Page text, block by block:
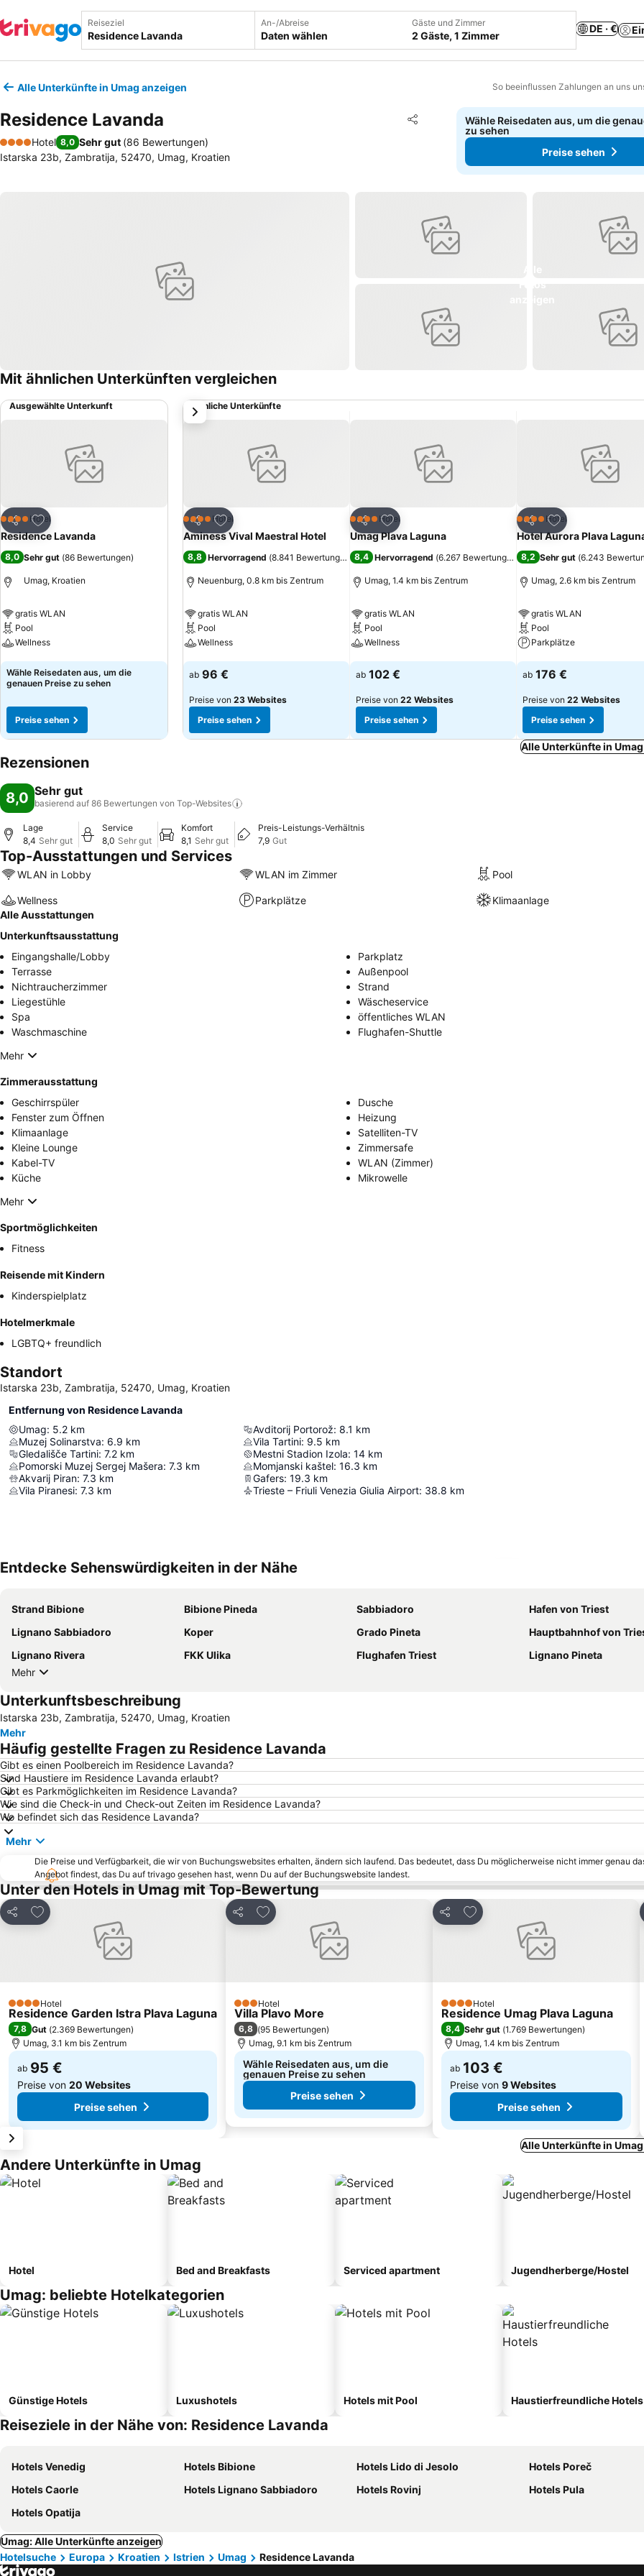
Reiseziel An-/Abreise
Daten wählen
Gäste und Zimmer
2 Gäste, 1 Zimmer
DE · €
Alle Unterkünfte in Umag anzeigen So beeinflussen Zahlungen an uns
Residence Lavanda Teilen
Zu Favoriten hinzufügen
4 Sterne
Hotel 8,0 Sehr gut (86 Bewertungen)
Istarska 23b, Zambratija, 52470, Umag, Kroatien
Wähle Reisedaten aus, um die
zu sehen
Preise sehen
Mit ähnlichen Unterkünften vergleichen
Ausgewählte Unterkunft
Teilen
Zu Favoriten hinzufügen
4 SterneHotel
Residence Lavanda
8,0 Sehr gut (86 Bewertungen)
Umag, Kroatien
gratis WLAN
Pool
Wellness
Preise sehen
Wähle Reisedaten aus, um die
genauen Preise zu sehen
Preise sehen
Ähnliche Unterkünfte
Teilen
Zu Favoriten hinzufügen
4 SterneHotel
Aminess Vival Maestral Hotel
8,8 Hervorragend (8.841 Bewertungen)
Neuenburg, 0.8 km bis Zentrum
gratis WLAN
Pool
Wellness
Preise sehen
ab 96 €
Preise von 23 Websites
Preise sehen
Teilen
Zu Favoriten hinzufügen
4 SterneHotel
Umag Plava Laguna
8,4 Hervorragend (6.267 Bewertungen)
Umag, 1.4 km bis Zentrum
gratis WLAN
Pool
Wellness
Preise sehen
ab 102 €
Preise von 22 Websites
Preise sehen
Teilen
Zu Favoriten
4 SterneHotel
Hotel Aurora Plava
8,2 Sehr gut (6.243
Umag, 2.6 km bis Zentrum
gratis WLAN
Pool
Parkplätze
Preise sehen
ab 176 €
Preise von 22 Websites
Preise sehen
weiter
Alle Unterkünfte in
Rezensionen
8,0 Sehr gut
basierend auf 86 Bewertungen von Top-Websites
Lage
8,4 Sehr gut
Service
8,0 Sehr gut
Komfort
8,1 Sehr gut
Preis-Leistungs-Verhältnis
7,9 Gut
Top-Ausstattungen und Services
WLAN in Lobby WLAN im Zimmer Pool
Wellness Parkplätze
Klimaanlage
Alle Ausstattungen
Unterkunftsausstattung
Eingangshalle/Lobby
Parkplatz
Terrasse
Außenpool
Nichtraucherzimmer
Strand
Liegestühle
Wäscheservice
Spa
öffentliches WLAN
Waschmaschine
Flughafen-Shuttle
Mehr
Zimmerausstattung
Geschirrspüler
Dusche
Fenster zum Öffnen
Heizung
Klimaanlage
Satelliten-TV
Kleine Lounge
Zimmersafe
Kabel-TV
WLAN (Zimmer)
Küche
Mikrowelle
Mehr
Sportmöglichkeiten
Fitness
Reisende mit Kindern
Kinderspielplatz
Hotelmerkmale
LGBTQ+ freundlich
Standort
Istarska 23b, Zambratija, 52470, Umag, Kroatien
Entfernung von Residence Lavanda
Umag: 5.2 km
Muzej Solinarstva: 6.9 km
Gledališče Tartini: 7.2 km
Pomorski Muzej Sergej Mašera: 7.3 km
Akvarij Piran: 7.3 km
Vila Piranesi: 7.3 km
Avditorij Portorož: 8.1 km
Vila Tartini: 9.5 km
Mestni Stadion Izola: 14 km
Momjanski kaštel: 16.3 km
Gafers: 19.3 km
Trieste – Friuli Venezia Giulia Airport: 38.8 km
Entdecke Sehenswürdigkeiten in der Nähe
Strand Bibione Bibione Pineda Sabbiadoro
Hafen von Triest
Lignano Sabbiadoro
Koper Grado Pineta
Hauptbahnhof von
Lignano Rivera
FKK Ulika Flughafen Triest
Lignano Pineta
Mehr
Unterkunftsbeschreibung
Istarska 23b, Zambratija, 52470, Umag, Kroatien
Mehr
Häufig gestellte Fragen zu Residence Lavanda
Gibt es einen Poolbereich im Residence Lavanda?
Sind Haustiere im Residence Lavanda erlaubt?
Gibt es Parkmöglichkeiten im Residence Lavanda?
Wie sind die Check-in und Check-out Zeiten im Residence Lavanda?
Wo befindet sich das Residence Lavanda?
Mehr
Die Preise und Verfügbarkeit, die wir von Buchungswebsites erhalten, ändern sich laufend. Das bedeutet, dass Du möglicherweise nicht immer genau
Angebot findest, das Du auf trivago gesehen hast, wenn Du auf der Buchungswebsite landest.
Unter den Hotels in Umag mit Top-Bewertung
Teilen
Zu Favoriten hinzufügen
4 SterneHotel
Residence Garden Istra Plava Laguna
7,8 Gut (2.369 Bewertungen)
Umag, 3.1 km bis Zentrum
ab 95 €
Preise von 20 Websites
Preise sehen
Teilen
Zu Favoriten hinzufügen
3 Sterne
Hotel
Villa Plavo More
6,8 (95 Bewertungen)
Umag, 9.1 km bis Zentrum
Wähle Reisedaten aus, um die
genauen Preise zu sehen
Preise sehen
Teilen
Zu Favoriten hinzufügen
4 SterneHotel
Residence Umag Plava Laguna
8,4 Sehr gut (1.769 Bewertungen)
Umag, 1.4 km bis Zentrum
ab 103 €
Preise von 9 Websites
Preise sehen
Alle Unterkünfte in
Andere Unterkünfte in Umag
Hotel Bed and Breakfasts Serviced apartment Jugendherberge/Hostel
Umag: beliebte Hotelkategorien
Günstige Hotels Luxushotels Hotels mit Pool Haustierfreundliche Hotels
Reiseziele in der Nähe von: Residence Lavanda
Hotels Venedig Hotels Bibione Hotels Lido di Jesolo
Hotels Poreč
Hotels Caorle
Hotels Lignano Sabbiadoro Hotels Rovinj
Hotels Pula
Hotels Opatija
Umag: Alle Unterkünfte anzeigen
Hotelsuche
Europa Kroatien Istrien Umag Residence Lavanda